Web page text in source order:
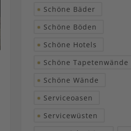
Schöne Bäder
Schöne Böden
Schöne Hotels
Schöne Tapetenwände
Schöne Wände
Serviceoasen
Servicewüsten